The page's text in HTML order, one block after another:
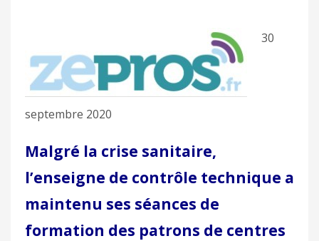
30
septembre 2020
Malgré la crise sanitaire,
l’enseigne de contrôle technique a
maintenu ses séances de
formation des patrons de centres